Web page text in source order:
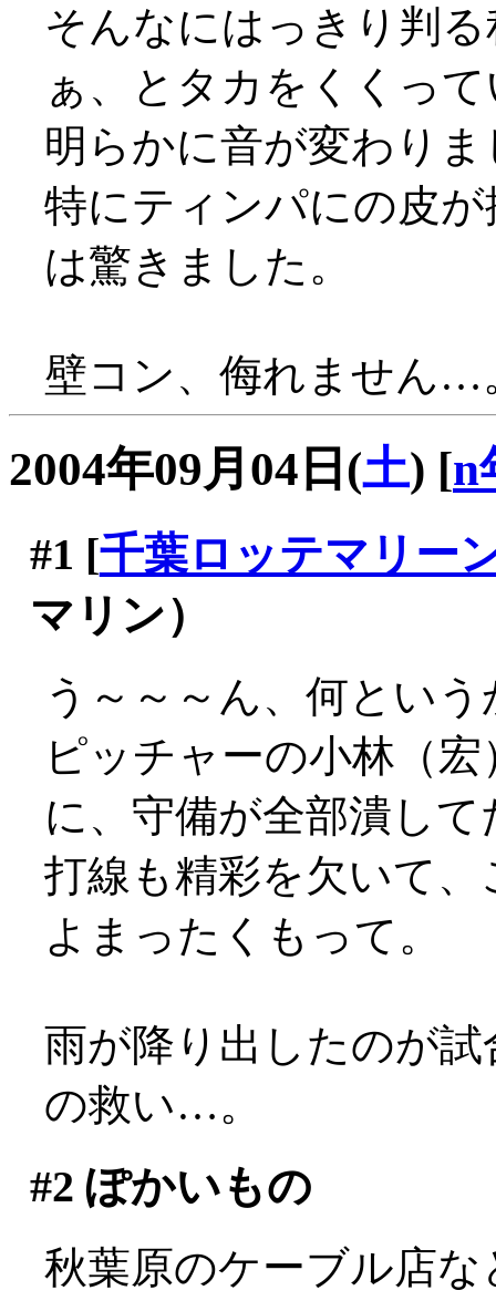
そんなにはっきり判
ぁ、とタカをくくっ
明らかに音が変わり
特にティンパにの皮
は驚きました。
壁コン、侮れません…
2004年09月04日(土) [n
#1 [千葉ロッテマリー
マリン）
う～～～ん、何とい
ピッチャーの小林（
に、守備が全部潰して
打線も精彩を欠いて
よまったくもって。
雨が降り出したのが
の救い…。
#2 ぽかいもの
秋葉原のケーブル店な